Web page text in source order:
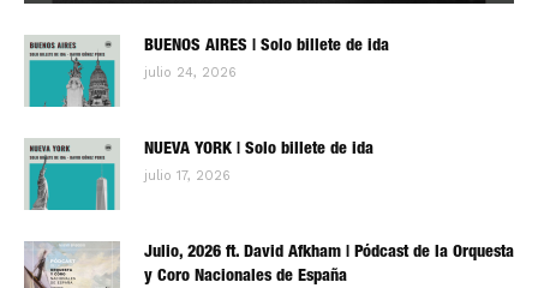
BUENOS AIRES | Solo billete de ida
julio 24, 2026
NUEVA YORK | Solo billete de ida
julio 17, 2026
Julio, 2026 ft. David Afkham | Pódcast de la Orquesta
y Coro Nacionales de España